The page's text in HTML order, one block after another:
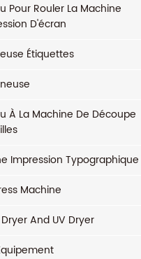
Pour Rouler La Machine
D'écran
Étiquettes
À La Machine De Découpe
Impression Typographique
Machine
And UV Dryer